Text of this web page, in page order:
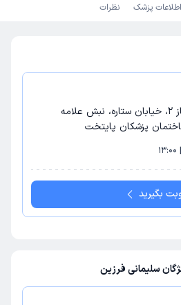
اطلاعات پزشک نظرات
پرند - پرند، فاز 2، خیابان ستاره، نبش علامه
بگیرید
سلیمانی فرزین